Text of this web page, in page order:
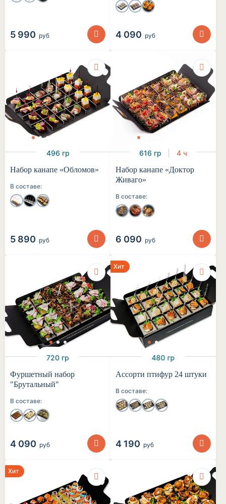
5 990 руб 4 090 руб
496 гр
Набор канапе «Обломов»
В составе:
5 890 руб
616 гр
4 ч
Набор канапе «Доктор
Живаго»
В составе:
6 090 руб
720 гр
Фуршетный набор
"Брутальный"
В составе:
4 090 руб
Хит
480 гр
Ассорти птифур 24 штуки
В составе:
4 190 руб
Хит